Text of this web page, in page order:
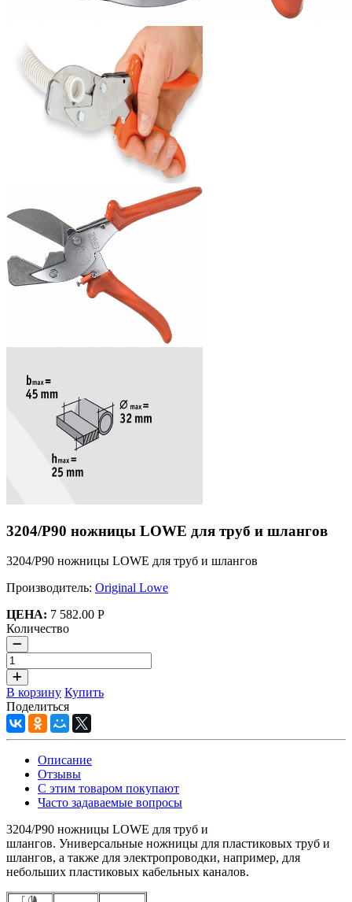
3204/Р90 ножницы LOWE для труб и шлангов
3204/Р90 ножницы LOWE для труб и шлангов
Производитель: Original Lowe
ЦЕНА: 7 582.00 Р
Количество
В корзину Купить
Поделиться
Описание
Отзывы
С этим товаром покупают
Часто задаваемые вопросы
3204/Р90 ножницы LOWE для труб и
шлангов. Универсальные ножницы для пластиковых труб и
шлангов, а также для электропроводки, например, для
небольших пластиковых кабельных каналов.